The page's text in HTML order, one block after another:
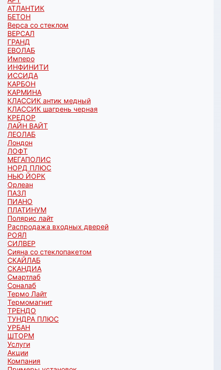
АТЛАНТИК
БЕТОН
Верса со стеклом
ВЕРСАЛ
ГРАНД
ЕВОЛАБ
Имперо
ИНФИНИТИ
ИССИДА
КАРБОН
КАРМИНА
КЛАССИК антик медный
КЛАССИК шагрень черная
КРЕДОР
ЛАЙН ВАЙТ
ЛЕОЛАБ
Лондон
ЛОФТ
МЕГАПОЛИС
НОРД ПЛЮС
НЬЮ ЙОРК
Орлеан
ПАЗЛ
ПИАНО
ПЛАТИНУМ
Полярис лайт
Распродажа входных дверей
РОЯЛ
СИЛВЕР
Сияна со стеклопакетом
СКАЙЛАБ
СКАНДИA
Смартлаб
Соналаб
Термо Лайт
Термомагнит
ТРЕНДО
ТУНДРА ПЛЮС
УРБАН
ШТОРМ
Услуги
Акции
Компания